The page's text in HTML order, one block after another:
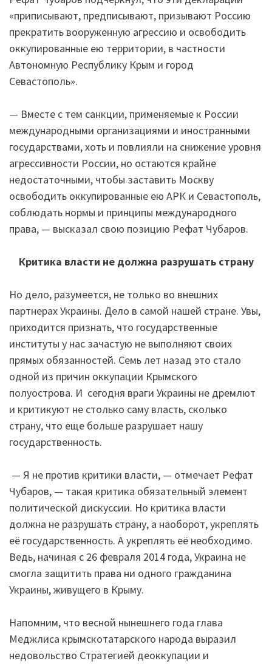
«приписывают, предписывают, призывают Россию
прекратить вооруженную агрессию и освободить
оккупированные ею территории, в частности
Автономную Республику Крым и город
Севастополь».
— Вместе с тем санкции, применяемые к России
международными организациями и иностранными
государствами, хоть и повлияли на снижение уровня
агрессивности России, но остаются крайне
недостаточными, чтобы заставить Москву
освободить оккупированные ею АРК и Севастополь,
соблюдать нормы и принципы международного
права, — высказал свою позицию Рефат Чубаров.
Критика власти не должна разрушать страну
Но дело, разумеется, не только во внешних
партнерах Украины. Дело в самой нашей стране. Увы,
приходится признать, что государственные
институты у нас зачастую не выполняют своих
прямых обязанностей. Семь лет назад это стало
одной из причин оккупации Крымского
полуострова. И сегодня враги Украины не дремлют
и критикуют не столько саму власть, сколько
страну, что еще больше разрушает нашу
государственность.
— Я не против критики власти, — отмечает Рефат
Чубаров, — такая критика обязательный элемент
политической дискуссии. Но критика власти
должна не разрушать страну, а наоборот, укреплять
её государственность. А укреплять её необходимо.
Ведь, начиная с 26 февраля 2014 года, Украина не
смогла защитить права ни одного гражданина
Украины, живущего в Крыму.
Напомним, что весной нынешнего года глава
Меджлиса крымскотатарского народа выразил
недовольство Стратегией деоккупации и